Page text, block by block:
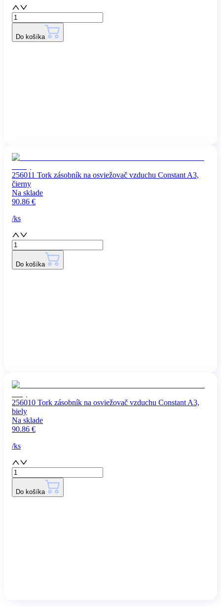
Do košíka
256011 Tork zásobník na osviežovač vzduchu Constant A3,
čierny
Na sklade
90.86 €
/ks
Do košíka
256010 Tork zásobník na osviežovač vzduchu Constant A3,
biely
Na sklade
90.86 €
/ks
Do košíka